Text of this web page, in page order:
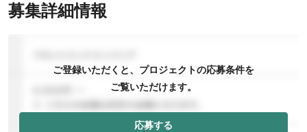
募集詳細情報
ご登録いただくと、プロジェクトの応募条件を
ご覧いただけます。
応募する